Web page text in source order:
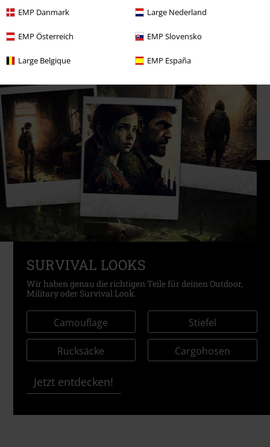
EMP Danmark Large Nederland
EMP Österreich EMP Slovensko
Large Belgique EMP España
Charaktere aus dem Spiel. Klicke Dich bequem in unseren Shop und
auch keine Hoffnung besteht, Du machst weiter. Denn das ist Dein Weg
SURVIVAL LOOKS
Wir haben genau die richtigen Teile für deinen Outdoor,
Military oder Survival Look.
Camouflage Stiefel
Rucksäcke Cargohosen
Jetzt entdecken!